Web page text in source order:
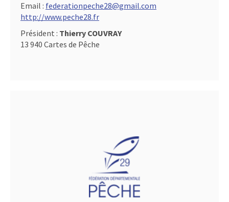
Email : federationpeche28@gmail.com
http://www.peche28.fr
Président : Thierry COUVRAY
13 940 Cartes de Pêche